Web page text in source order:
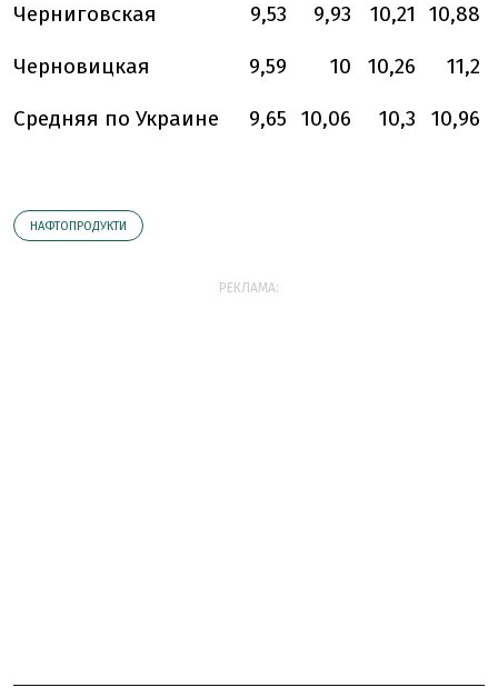
Черниговская 9,53 9,93 10,21 10,88
Черновицкая 9,59 10 10,26 11,2
Средняя по Украине 9,65 10,06 10,3 10,96
НАФТОПРОДУКТИ
РЕКЛАМА: